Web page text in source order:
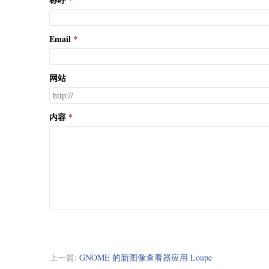
Email
网站
内容
上一篇: GNOME 的新图像查看器应用 Loupe